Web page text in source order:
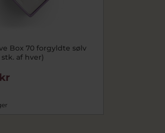
Box 70 forgyldte sølv
af hver)